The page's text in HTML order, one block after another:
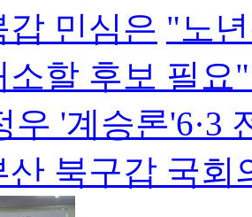
갑 민심은 "노
소할 후보 필
우 '계승론'6·3
산 북구갑 국회